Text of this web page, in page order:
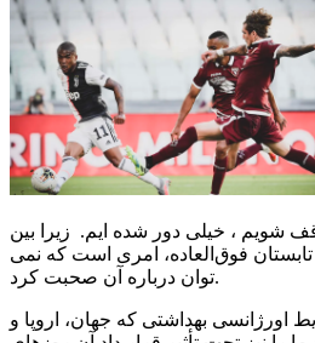
شویم ، خیلی دور شده ایم. زیرا بین
فوق‌العاده، امری است که نمی
توان درباره آن صحبت کرد.
اورژانسی بهداشتی که جهان، اروپا و